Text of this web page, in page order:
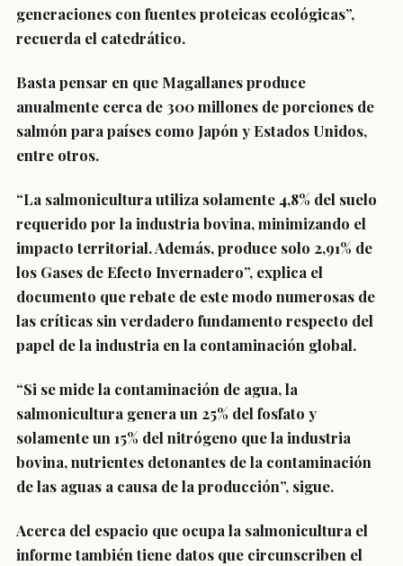
generaciones con fuentes proteicas ecológicas”,
recuerda el catedrático.
Basta pensar en que Magallanes produce
anualmente cerca de 300 millones de porciones de
salmón para países como Japón y Estados Unidos,
entre otros.
“La salmonicultura utiliza solamente 4,8% del suelo
requerido por la industria bovina, minimizando el
impacto territorial. Además, produce solo 2,91% de
los Gases de Efecto Invernadero”, explica el
documento que rebate de este modo numerosas de
las críticas sin verdadero fundamento respecto del
papel de la industria en la contaminación global.
“Si se mide la contaminación de agua, la
salmonicultura genera un 25% del fosfato y
solamente un 15% del nitrógeno que la industria
bovina, nutrientes detonantes de la contaminación
de las aguas a causa de la producción”, sigue.
Acerca del espacio que ocupa la salmonicultura el
informe también tiene datos que circunscriben el